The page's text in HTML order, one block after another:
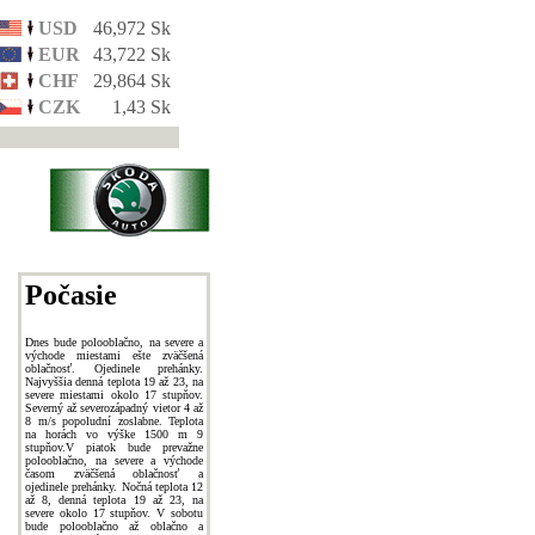
USD
46,972 Sk
EUR
43,722 Sk
CHF
29,864 Sk
CZK
1,43 Sk
Počasie
Dnes bude polooblačno, na severe a
východe miestami ešte zväčšená
oblačnosť. Ojedinele prehánky.
Najvyššia denná teplota 19 až 23, na
severe miestami okolo 17 stupňov.
Severný až severozápadný vietor 4 až
8 m/s popoludní zoslabne. Teplota
na horách vo výške 1500 m 9
stupňov.V piatok bude prevažne
polooblačno, na severe a východe
časom zväčšená oblačnosť a
ojedinele prehánky. Nočná teplota 12
až 8, denná teplota 19 až 23, na
severe okolo 17 stupňov. V sobotu
bude polooblačno až oblačno a